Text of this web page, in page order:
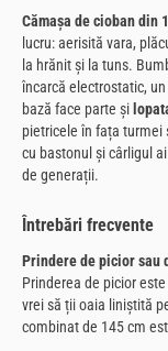
Cămașa de cioban din
lucru: aerisită vara,
la hrănit și la tuns.
încarcă electrostatic,
bază face parte și
pietricele în fața turmei
cu bastonul și cârligul
de generații.
Întrebări frecvente
Prindere de picior sau
Prinderea de picior
vrei să ții oaia liniștită
combinat de 145 cm